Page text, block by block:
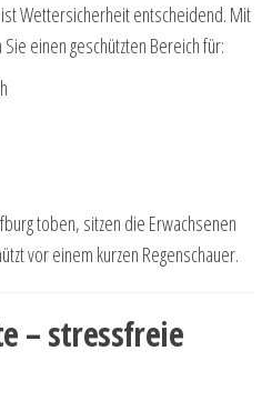
Wettersicherheit entscheidend. Mit
einen geschützten Bereich für:
toben, sitzen die Erwachsenen
vor einem kurzen Regenschauer.
– stressfreie